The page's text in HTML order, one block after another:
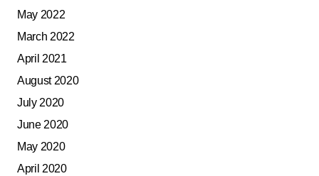
May 2022
March 2022
April 2021
August 2020
July 2020
June 2020
May 2020
April 2020